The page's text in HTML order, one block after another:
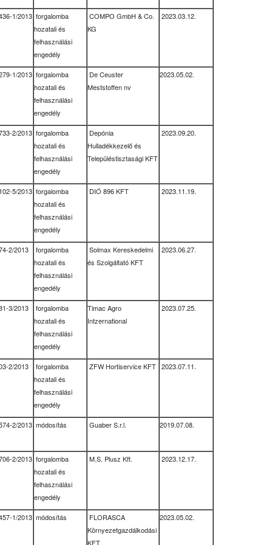
1/2013 forgalomba
hozatali és
felhasználási
engedély
COMPO GmbH & Co.
KG
2023.03.12.
1/2013 forgalomba
hozatali és
felhasználási
engedély
De Ceuster
Meststoffen nv
2023.05.02.
2/2013 forgalomba
hozatali és
felhasználási
engedély
Depónia
Hulladékkezelő és
Településtisztasági KFT
2023.09.20.
5/2013 forgalomba
hozatali és
felhasználási
engedély
DIÓ 896 KFT 2023.11.19.
2/2013
forgalomba
hozatali és
felhasználási
engedély
Solmax Kereskedelmi
és Szolgáltató KFT
2023.06.27.
3/2013
forgalomba
hozatali és
felhasználási
engedély
Timac Agro
Intzernational
2023.07.25.
2/2013
forgalomba
hozatali és
felhasználási
engedély
ZFW Hortiservice KFT 2023.07.11.
2/2013 módosítás Guaber S.r.l. 2019.07.08.
2/2013 forgalomba
hozatali és
felhasználási
engedély
M.S. Plusz Kft. 2023.12.17.
1/2013 módosítás
FLORASCA
Környezetgazdálkodási
KFT
2023.05.02.